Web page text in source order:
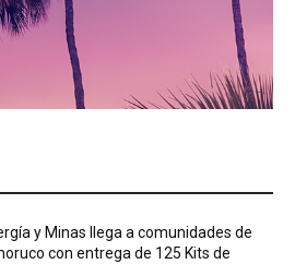
y Minas llega a comunidades de
con entrega de 125 Kits de